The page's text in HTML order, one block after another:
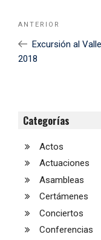
Navegación
entradas
Noticia
Anterior
ANTERIOR
Excursión al
2018
Categorías
Actos
Actuaciones
Asambleas
Certámenes
Conciertos
Conferencias